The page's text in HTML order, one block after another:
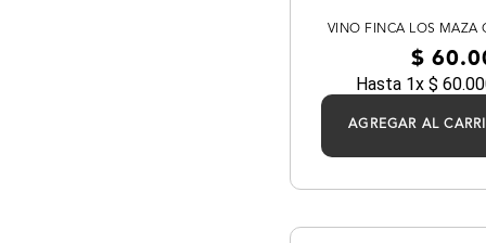
VINO FINCA LOS MAZA
$ 60.
Hasta 1x $ 60.
AGREGAR AL